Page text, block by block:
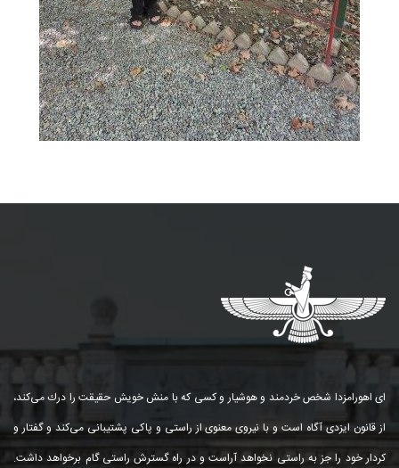
ای اهورامزدا شخص خردمند و هوشیار و كسی كه با منش خویش حقیقت را درك می‌كند،
از قانون ایزدی آگاه است و با نیروی معنوی از راستی و پاكی پشتیبانی می‌كند و گفتار و
كردار خود را جز به راستی نخواهد آراست و در راه گسترش راستی گام برخواهد داشت.